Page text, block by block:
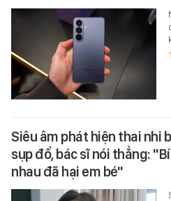
Siêu âm phát hiện thai nhi
sụp đổ, bác sĩ nói thẳng:
nhau đã hại em bé"